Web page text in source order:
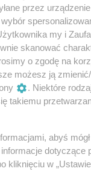
Znamy
Artystycznej
wybrano
Nagrody...
Aktualności
przez
my i
skanować
o zgodę na
możesz ją
. Niektóre
takiemu
abyś
kliknięciu w